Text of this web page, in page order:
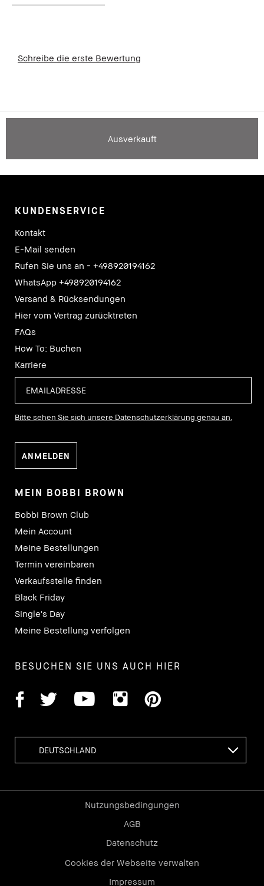
Schreibe die erste Bewertung
Ausverkauft
KUNDENSERVICE
Kontakt
E-Mail senden
Rufen Sie uns an - +498920194162
WhatsApp +498920194162
Versand & Rücksendungen
Hier vom Vertrag zurücktreten
FAQs
How To: Buchen
Karriere
Bitte sehen Sie sich unsere Datenschutzerklärung genau an.
MEIN BOBBI BROWN
Bobbi Brown Club
Mein Account
Meine Bestellungen
Termin vereinbaren
Verkaufsstelle finden
Black Friday
Single's Day
Meine Bestellung verfolgen
BESUCHEN SIE UNS AUCH HIER
Nutzungsbedingungen
AGB
Datenschutz
Cookies der Webseite verwalten
Impressum